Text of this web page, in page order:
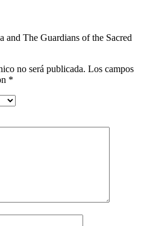
and The Guardians of the Sacred
no será publicada. Los campos
*